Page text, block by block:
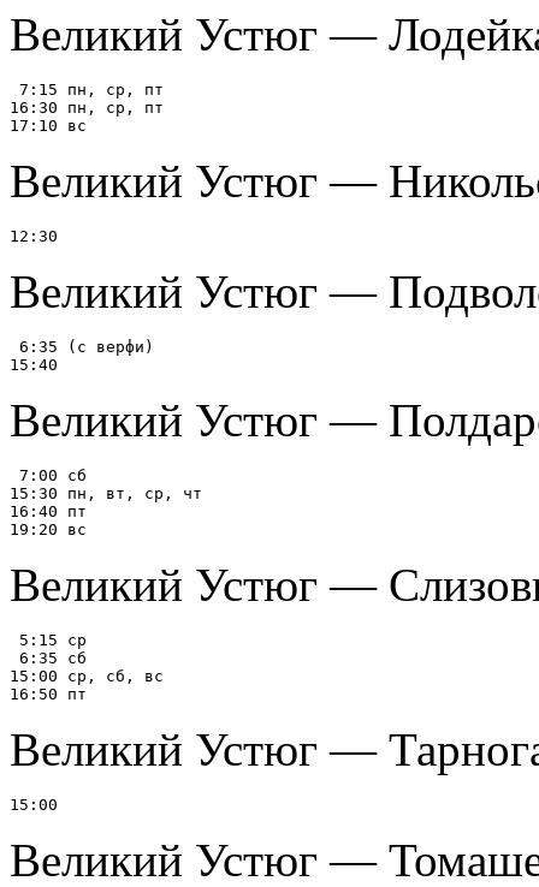
Великий Устюг —
7:15 пн, ср, пт
16:30 пн, ср, пт
Великий Устюг —
Великий Устюг —
6:35 (с верфи)
Великий Устюг —
7:00 сб
15:30 пн, вт, ср, чт
16:40 пт
Великий Устюг —
5:15 ср
6:35 сб
15:00 ср, сб, вс
Великий Устюг —
Великий Устюг —